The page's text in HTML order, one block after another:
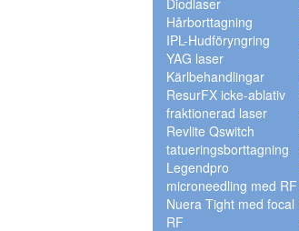
Diodlaser
Hårborttagning
IPL-Hudföryngring
YAG laser
Kärlbehandlingar
ResurFX icke-ablativ
fraktionerad laser
Revlite Qswitch
tatueringsborttagning
Legendpro
microneedling med RF
Nuera Tight med focal
RF